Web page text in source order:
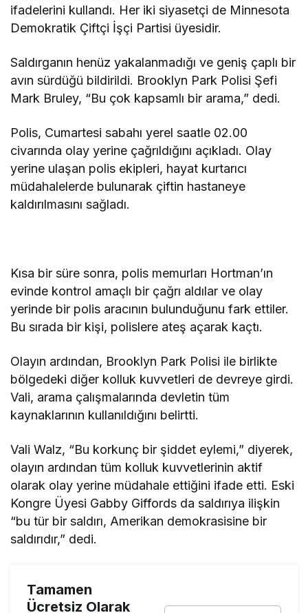
ifadelerini kullandı. Her iki siyasetçi de Minnesota
Demokratik Çiftçi İşçi Partisi üyesidir.
Saldırganın henüz yakalanmadığı ve geniş çaplı bir
avın sürdüğü bildirildi. Brooklyn Park Polisi Şefi
Mark Bruley, “Bu çok kapsamlı bir arama,” dedi.
Polis, Cumartesi sabahı yerel saatle 02.00
civarında olay yerine çağrıldığını açıkladı. Olay
yerine ulaşan polis ekipleri, hayat kurtarıcı
müdahalelerde bulunarak çiftin hastaneye
kaldırılmasını sağladı.
Kısa bir süre sonra, polis memurları Hortman’ın
evinde kontrol amaçlı bir çağrı aldılar ve olay
yerinde bir polis aracının bulunduğunu fark ettiler.
Bu sırada bir kişi, polislere ateş açarak kaçtı.
Olayın ardından, Brooklyn Park Polisi ile birlikte
bölgedeki diğer kolluk kuvvetleri de devreye girdi.
Vali, arama çalışmalarında devletin tüm
kaynaklarının kullanıldığını belirtti.
Vali Walz, “Bu korkunç bir şiddet eylemi,” diyerek,
olayın ardından tüm kolluk kuvvetlerinin aktif
olarak olay yerine müdahale ettiğini ifade etti. Eski
Kongre Üyesi Gabby Giffords da saldırıya ilişkin
“bu tür bir saldırı, Amerikan demokrasisine bir
saldırıdır,” dedi.
Tamamen
Ücretsiz Olarak